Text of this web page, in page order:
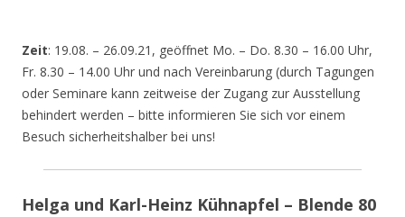
Zeit: 19.08. – 26.09.21, geöffnet Mo. – Do. 8.30 – 16.00 Uhr,
Fr. 8.30 – 14.00 Uhr und nach Vereinbarung (durch Tagungen
oder Seminare kann zeitweise der Zugang zur Ausstellung
behindert werden – bitte informieren Sie sich vor einem
Besuch sicherheitshalber bei uns!
Helga und Karl-Heinz Kühnapfel – Blende 80